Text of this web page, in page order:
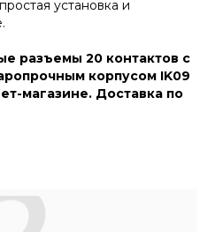
установка и
разъемы 20 контактов с
корпусом IK09
магазине. Доставка по